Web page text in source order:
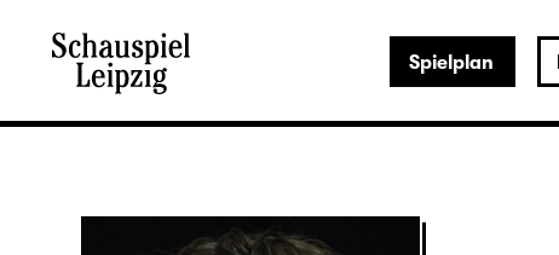
Spielplan